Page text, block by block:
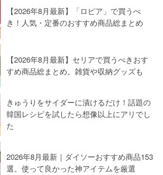
【2026年8月最新】「ロピア」で買うべ
き！人気・定番のおすすめ商品総まとめ
【2026年8月最新】セリアで買うべきおす
すめ商品総まとめ。雑貨や収納グッズも
きゅうりをサイダーに漬けるだけ！話題の
韓国レシピを試したら想像以上にアリでし
た
2026年8月最新｜ダイソーおすすめ商品153
選。使って良かった神アイテムを厳選